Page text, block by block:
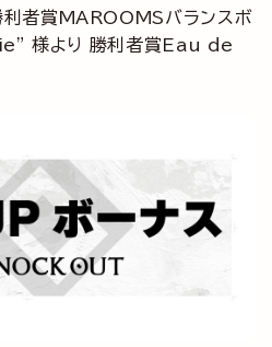
者賞MAROOMSバランスボ
様より 勝利者賞Eau de